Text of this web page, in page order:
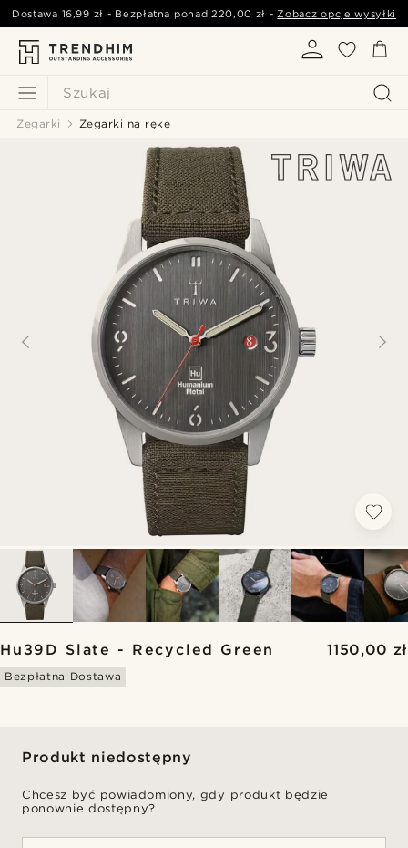
Szukaj
Dostawa 16,99 zł - Bezpłatna ponad220,00 zł -Zobacz opcje wysyłki
Zegarki Zegarki na rękę
Hu39D Slate - Recycled Green 1150,00 zł
Bezpłatna Dostawa
Produkt niedostępny
Chcesz być powiadomiony, gdy produkt będzie
ponownie dostępny?